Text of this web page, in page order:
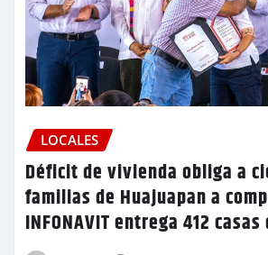
LOCALES
Déficit de vivienda obliga a
familias de Huajuapan a
INFONAVIT entrega 412